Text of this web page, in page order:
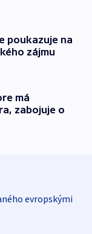
poukazuje na
zájmu
má
zabojuje o
evropskými